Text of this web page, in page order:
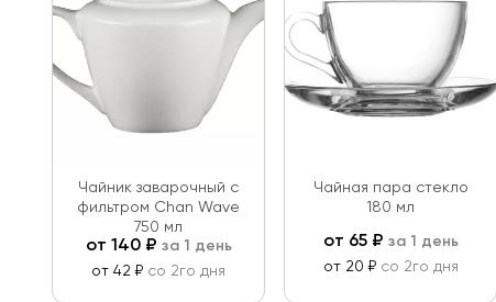
Чайник заварочный с
фильтром Chan Wave
750 мл
от 140₽ за 1 день
от 42 ₽ со 2го дня
Чайная пара стекло
180 мл
от 65₽ за 1 день
от 20 ₽ со 2го дня